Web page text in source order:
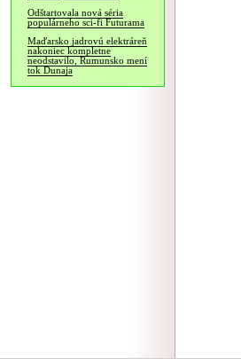
Odštartovala nová séria
populárneho sci-fi Futurama
Maďarsko jadrovú elektráreň
nakoniec kompletne
neodstavilo, Rumunsko mení
tok Dunaja